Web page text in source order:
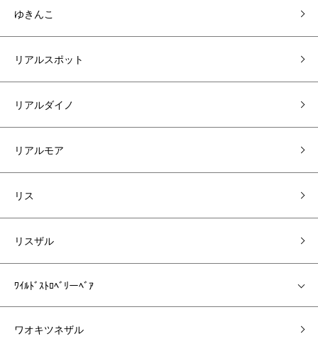
ゆきんこ
リアルスポット
リアルダイノ
リアルモア
リス
リスザル
ﾜｲﾙﾄﾞｽﾄﾛﾍﾞﾘーﾍﾞｱ
ワオキツネザル